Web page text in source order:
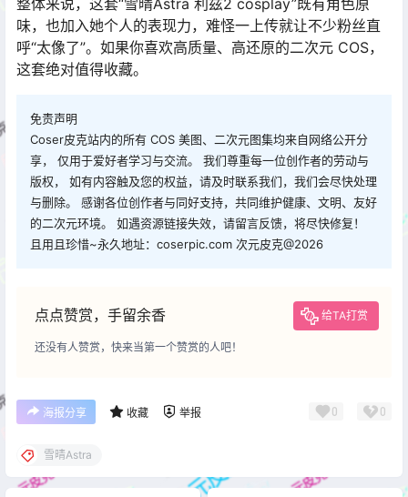
味，也加入她个人的表现力，难怪一上传就让不少粉丝直
呼“太像了”。如果你喜欢高质量、高还原的二次元 COS，
这套绝对值得收藏。
免责声明
Coser皮克站内的所有 COS 美图、二次元图集均来自网络公开分
享， 仅用于爱好者学习与交流。 我们尊重每一位创作者的劳动与
版权， 如有内容触及您的权益，请及时联系我们，我们会尽快处理
与删除。 感谢各位创作者与同好支持，共同维护健康、文明、友好
的二次元环境。 如遇资源链接失效，请留言反馈，将尽快修复！
且用且珍惜~永久地址：coserpic.com 次元皮克@2026
点点赞赏，手留余香 给TA打赏
还没有人赞赏，快来当第一个赞赏的人吧！
海报分享 收藏 举报 0 0
雪晴Astra